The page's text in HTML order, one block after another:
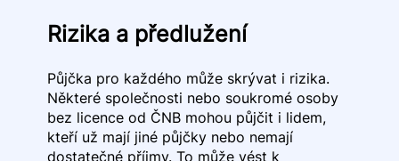
Rizika a předlužení
Půjčka pro každého může skrývat i rizika.
Některé společnosti nebo soukromé osoby
bez licence od ČNB mohou půjčit i lidem,
kteří už mají jiné půjčky nebo nemají
dostatečné příjmy. To může vést k